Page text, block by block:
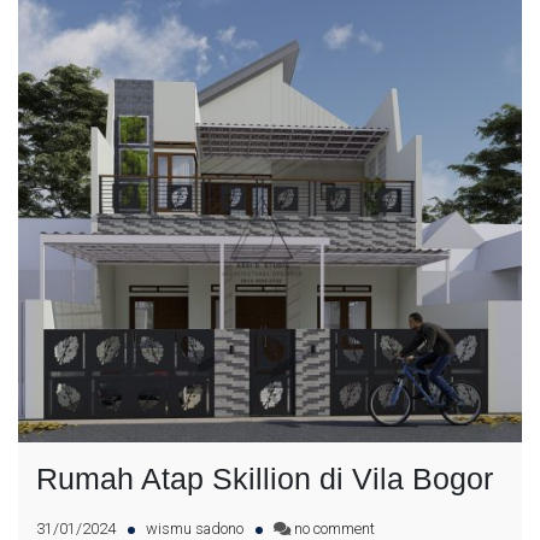
Rumah Atap Skillion di Vila Bogor
31/01/2024 wismu sadono no comment